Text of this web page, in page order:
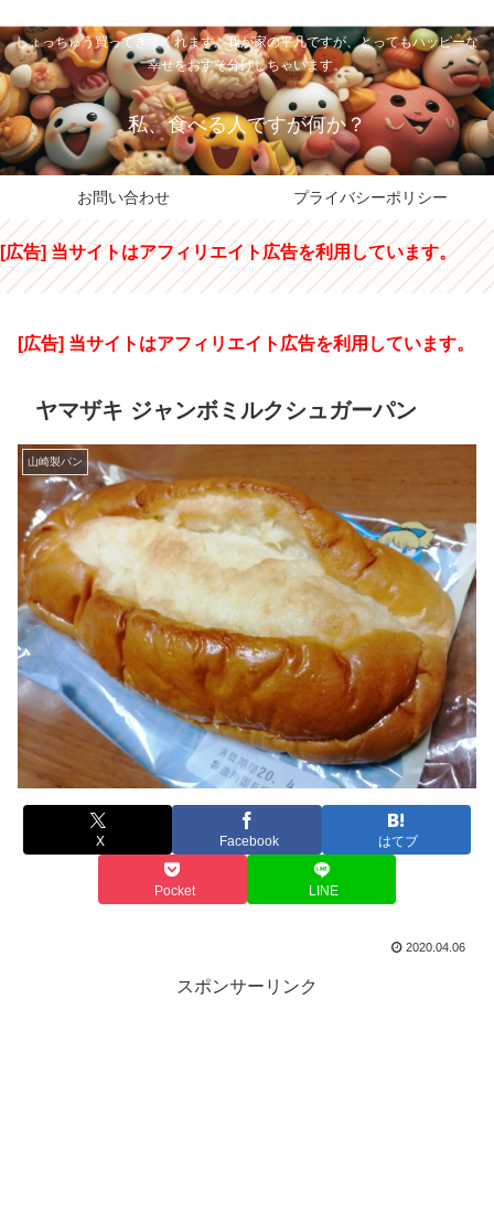
しょっちゅう買ってきてくれます。我が家の平凡ですが、とってもハッピーな
幸せをおすそ分けしちゃいます。
私、食べる人ですが何か？
お問い合わせ プライバシーポリシー
[広告] 当サイトはアフィリエイト広告を利用しています。
[広告] 当サイトはアフィリエイト広告を利用しています。
ヤマザキ ジャンボミルクシュガーパン
山崎製パン
X Facebook はてブ
Pocket LINE
2020.04.06
スポンサーリンク